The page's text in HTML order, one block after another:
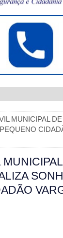
MUNICIPAL